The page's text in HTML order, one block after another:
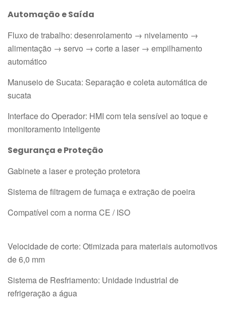
Automação e Saída
Fluxo de trabalho: desenrolamento → nivelamento →
alimentação → servo → corte a laser → empilhamento
automático
Manuseio de Sucata: Separação e coleta automática de
sucata
Interface do Operador: HMI com tela sensível ao toque e
monitoramento inteligente
Segurança e Proteção
Gabinete a laser e proteção protetora
Sistema de filtragem de fumaça e extração de poeira
Compatível com a norma CE / ISO
Velocidade de corte: Otimizada para materiais automotivos
de 6,0 mm
Sistema de Resfriamento: Unidade industrial de
refrigeração a água